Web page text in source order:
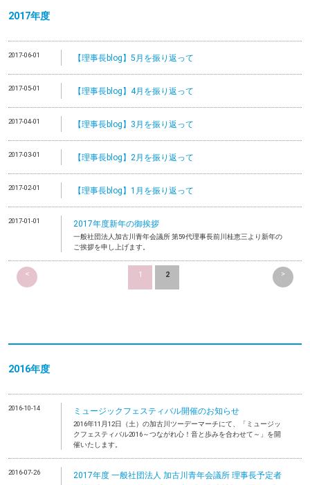
2017年度
2017-06-01 【理事長blog】5月を振り返って
2017-05-01 【理事長blog】4月を振り返って
2017-04-01 【理事長blog】3月を振り返って
2017-03-01 【理事長blog】2月を振り返って
2017-02-01 【理事長blog】1月を振り返って
2017-01-01 2017年度新年の御挨拶
一般社団法人加古川青年会議所 第59代理事長前川桂恵三より新年の
ご挨拶を申し上げます。
< 1 2 >
2016年度
2016-10-14 ミュージックフェスティバル開催のお知らせ
2016年11月12日（土）の加古川ツーデーマーチにて、「ミュージッ
クフェスティバル2016～つながれ心！音と歩みを合わせて～」を開
催いたします。
2016-07-26 2017年度 一般社団法人 加古川青年会議所 理事長予定者